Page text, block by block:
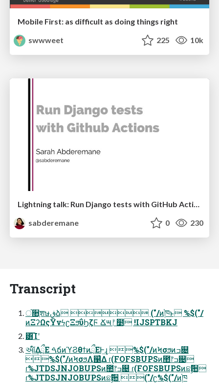
Mobile First: as difficult as doing things right
swwweet
225 10k
sabderemane
0 230
Transcript
ਂ૚ֶशษڧձ  ("/ͷ֓ཁͱ %$("/
ͷΞʔΩςΫνϟʗΞϧΰϦζϜ Ճ౻ᚠ໵ !IJSPTBKJ
͸͡Ίʹ
આ໌͢ΔྲྀΕ ࠓճͷϓϨθϯͷྲྀΕͰ͢ɻ %$("/ͷϞσϧͷߏ଄
%$("/ͷϞσϧΛ஁͑Δ ɾ(FOFSBUPSͷ಺෦ߏ଄
ɾ%JTDSJNJOBUPSͷ಺෦ߏ଄ ɾ(FOFSBUPSͷଛࣦؔ਺
ɾ%JTDSJNJOBUPSͷଛࣦؔ਺ ("/ʗ%$("/ͷ֓ཁ